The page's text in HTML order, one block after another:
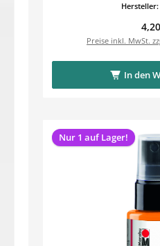
Hersteller:
Preise inkl. MwSt.
In den
Nur 1 auf Lager!